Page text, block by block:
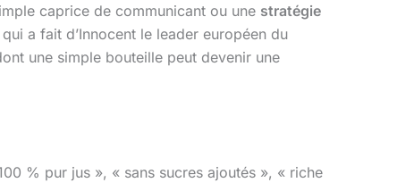
caprice de communicant ou une stratégie
qui a fait d’Innocent le leader européen du
une simple bouteille peut devenir une
% pur jus », « sans sucres ajoutés », « riche